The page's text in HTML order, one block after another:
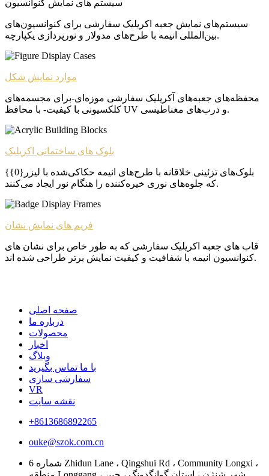
سیستم های نمایش کنوانسیون
سیستم‌های نمایش جعبه اکریلیک سفارشی برای کنوانسیون‌های
بین‌المللی انیمه با طرح‌های مدولار و نورپردازی یکپارچه.
موارد نمایش شکل
محفظه‌های جعبه‌های آکریلیک سفارشی موزه‌ای-برای مجسمه‌های
کلکسیونی با کیفیت- با محافظ UV و درب‌های مغناطیسی.
بلوک های ساختمانی اکریلیک
بلوک‌های تزئینی خلاقانه با طرح‌های انیمه حکاکی‌شده با لیزر{0}}
که جلوه‌های نوری خیره‌کننده را هنگام نور ایجاد می‌کنند.
فریم های نمایش نشان
قاب های جعبه اکریلیک سفارشی که به طور خاص برای نشان های
کنوانسیون انیمه با شفافیت و کیفیت نمایش برتر طراحی شده اند.
صفحه اصلی
درباره ما
محصولات
اخبار
وبلاگ
با ما تماس بگیرید
سفارشی سازی
VR
نقشه سایت
+8613686892265
ouke@szok.com.cn
شماره 6 Zhidun Lane ، Qingshui Rd ، Community Longxi ،